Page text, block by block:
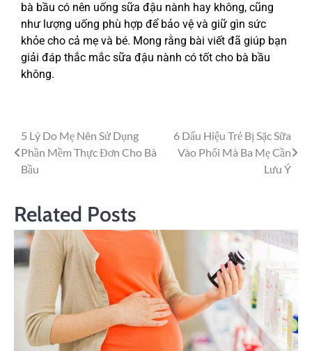
bà bầu có nên uống sữa đậu nành hay không, cũng
như lượng uống phù hợp để bảo vệ và giữ gìn sức
khỏe cho cả mẹ và bé. Mong rằng bài viết đã giúp bạn
giải đáp thắc mắc sữa đậu nành có tốt cho bà bầu
không.
5 Lý Do Mẹ Nên Sử Dụng
Phần Mềm Thực Đơn Cho Bà
Bầu
6 Dấu Hiệu Trẻ Bị Sặc Sữa
Vào Phổi Mà Ba Mẹ Cần
Lưu Ý
Related Posts